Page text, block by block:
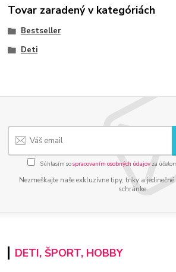
Tovar zaradený v kategóriách
Bestseller
Deti
Súhlasím sospracovaním osobných údajov za
Nezmeškajte naše exkluzívne tipy, triky a
schránke.
DETI, ŠPORT, HOBBY